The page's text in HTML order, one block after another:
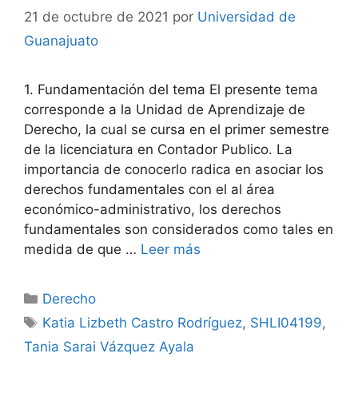
21 de octubre de 2021 por Universidad de
Guanajuato
1. Fundamentación del tema El presente tema
corresponde a la Unidad de Aprendizaje de
Derecho, la cual se cursa en el primer semestre
de la licenciatura en Contador Publico. La
importancia de conocerlo radica en asociar los
derechos fundamentales con el al área
económico-administrativo, los derechos
fundamentales son considerados como tales en
medida de que … Leer más
Categorías
Derecho
Etiquetas
Katia Lizbeth Castro Rodríguez, SHLI04199,
Tania Sarai Vázquez Ayala